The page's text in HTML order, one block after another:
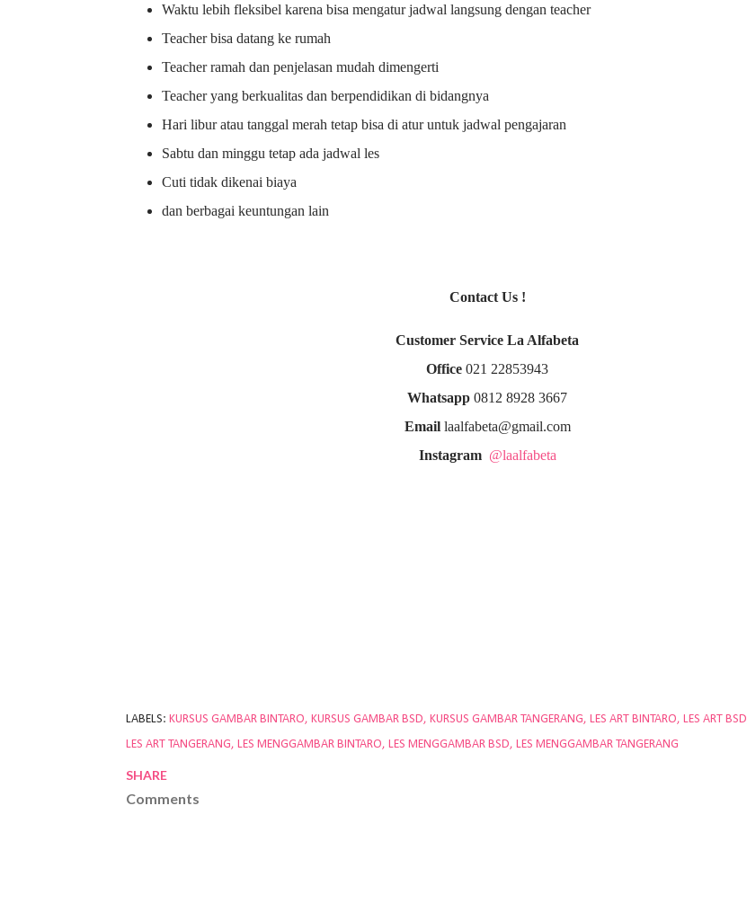
Waktu lebih fleksibel karena bisa mengatur jadwal langsung dengan teacher
Teacher bisa datang ke rumah
Teacher ramah dan penjelasan mudah dimengerti
Teacher yang berkualitas dan berpendidikan di bidangnya
Hari libur atau tanggal merah tetap bisa di atur untuk jadwal pengajaran
Sabtu dan minggu tetap ada jadwal les
Cuti tidak dikenai biaya
dan berbagai keuntungan lain
Contact Us !
Customer Service La Alfabeta
Office 021 22853943
Whatsapp 0812 8928 3667
Emaillaalfabeta@gmail.com
Instagram @laalfabeta
LABELS: KURSUS GAMBAR BINTARO KURSUS GAMBAR BSD KURSUS GAMBAR TANGERANG LES ART BINTARO LES ART BSD
LES ART TANGERANG LES MENGGAMBAR BINTARO LES MENGGAMBAR BSD LES MENGGAMBAR TANGERANG
SHARE
Comments